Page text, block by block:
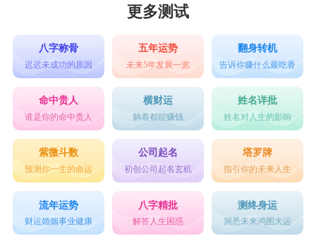
盘星。“白冰语”这个名字塑造出一个说一不二，言
语如同金科玉律般的女子形象，名字气质冰冷霸
气，为白氏女孩赋予生人勿近的气息，就如雪山冰
莲，只可远观。
姓白的名字带美好寓意女孩大全
【白继兰】
拼音：jìlán，音调为：去声 阳平 顺口音律优美，
名字五行组合木木。名字姓名学笔画数组合：
20+23=43。继字拼音为jì,继字五行属木,康熙笔画20
笔,左右结构。继字在名字当中意用作人名意指发
更多测试
八字称骨
迟迟未成功的原因
五年运势
未来5年发展一览
翻身转机
告诉你赚什么最吃香
命中贵人
谁是你的命中贵人
横财运
躺着都能赚钱
姓名详批
姓名对人生的影响
紫微斗数
预测你一生的命运
公司起名
初创公司起名玄机
塔罗牌
指引你的未来人生
流年运势
财运婚姻事业健康
八字精批
解答人生困惑
测终身运
洞悉未来鸿图大运